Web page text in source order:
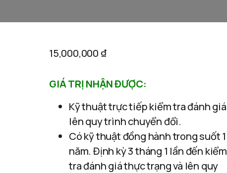
15,000,000₫
GIÁ TRỊ NHẬN ĐƯỢC:
Kỹ thuật trực tiếp kiểm tra đánh giá
lên quy trình chuyển đổi.
Có kỹ thuật đồng hành trong suốt 1
năm. Định kỳ 3 tháng 1 lần đến kiểm
tra đánh giá thực trạng và lên quy